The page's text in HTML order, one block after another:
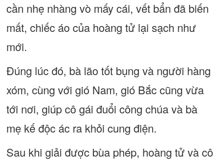
cần nhẹ nhàng vò mấy cái, vết bẩn đã biến
mất, chiếc áo của hoàng tử lại sạch như
mới.
Đúng lúc đó, bà lão tốt bụng và người hàng
xóm, cùng với gió Nam, gió Bắc cũng vừa
tới nơi, giúp cô gái đuổi công chúa và bà
mẹ kế độc ác ra khỏi cung điện.
Sau khi giải được bùa phép, hoàng tử và cô